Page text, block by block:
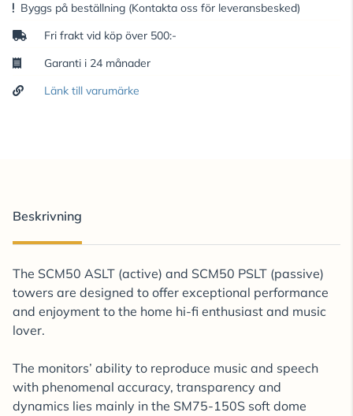
Byggs på beställning (Kontakta oss för leveransbesked)
Fri frakt vid köp över 500:-
Garanti i 24 månader
Länk till varumärke
Beskrivning
The SCM50 ASLT (active) and SCM50 PSLT (passive)
towers are designed to offer exceptional performance
and enjoyment to the home hi-fi enthusiast and music
lover.
The monitors’ ability to reproduce music and speech
with phenomenal accuracy, transparency and
dynamics lies mainly in the SM75-150S soft dome